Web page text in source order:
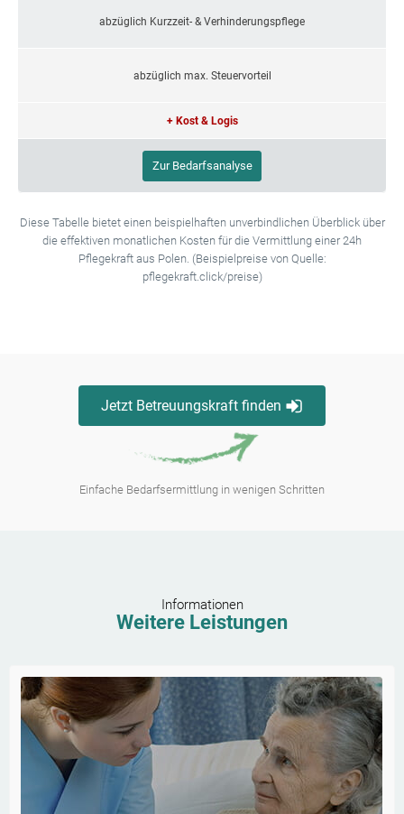
abzüglich Kurzzeit- & Verhinderungspflege
abzüglich max. Steuervorteil
+ Kost & Logis
Zur Bedarfsanalyse
Diese Tabelle bietet einen beispielhaften unverbindlichen Überblick über
die effektiven monatlichen Kosten für die Vermittlung einer 24h
Pflegekraft aus Polen. (Beispielpreise von Quelle:
pflegekraft.click/preise)
Jetzt Betreuungskraft finden
Einfache Bedarfsermittlung in wenigen Schritten
Informationen
Weitere Leistungen